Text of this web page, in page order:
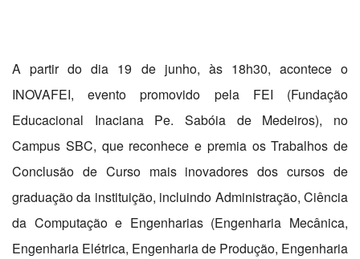
A partir do dia 19 de junho, às 18h30, acontece o
INOVAFEI, evento promovido pela FEI (Fundação
Educacional Inaciana Pe. Sabóia de Medeiros), no
Campus SBC, que reconhece e premia os Trabalhos de
Conclusão de Curso mais inovadores dos cursos de
graduação da instituição, incluindo Administração, Ciência
da Computação e Engenharias (Engenharia Mecânica,
Engenharia Elétrica, Engenharia de Produção, Engenharia